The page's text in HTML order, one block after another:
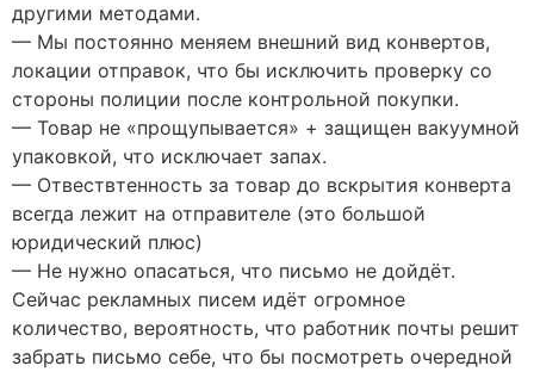
другими методами.
— Мы постоянно меняем внешний вид конвертов,
локации отправок, что бы исключить проверку со
стороны полиции после контрольной покупки.
— Товар не «прощупывается» + защищен вакуумной
упаковкой, что исключает запах.
— Отвествтенность за товар до вскрытия конверта
всегда лежит на отправителе (это большой
юридический плюс)
— Не нужно опасаться, что письмо не дойдёт.
Сейчас рекламных писем идёт огромное
количество, вероятность, что работник почты решит
забрать письмо себе, что бы посмотреть очередной